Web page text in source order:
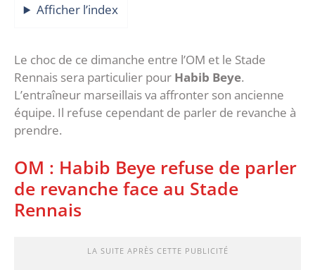
Afficher l’index
Le choc de ce dimanche entre l’OM et le Stade
Rennais sera particulier pour Habib Beye.
L’entraîneur marseillais va affronter son ancienne
équipe. Il refuse cependant de parler de revanche à
prendre.
OM : Habib Beye refuse de parler
de revanche face au Stade
Rennais
LA SUITE APRÈS CETTE PUBLICITÉ